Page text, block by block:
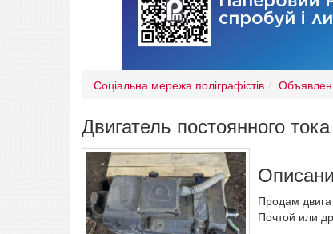
Соціальна мережа поліграфістів
Двигатель постоянного
Продам
Почтой или